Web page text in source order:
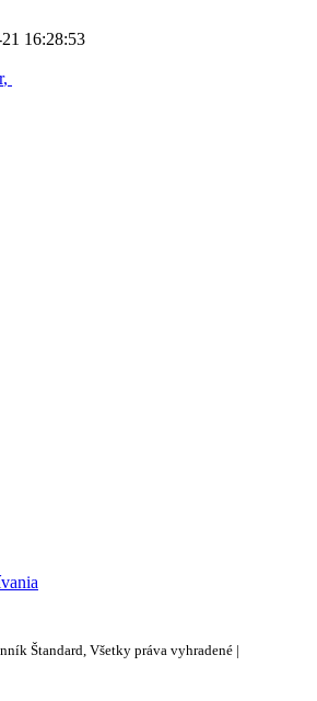
16:28:53
,
Štandard, Všetky práva vyhradené |